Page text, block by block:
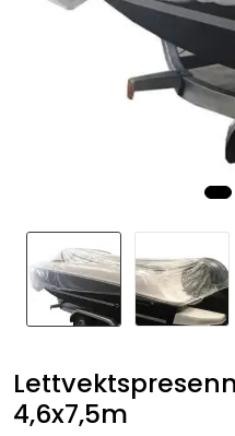
4,6x7,5m
Fritid/Sikkerhet
Nyheter